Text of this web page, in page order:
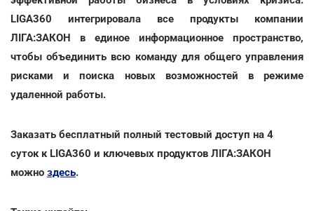
LIGA360 интегрировала все продукты компании
ЛІГА:ЗАКОН в единое информационное пространство,
чтобы объединить всю команду для общего управления
рисками и поиска новых возможностей в режиме
удаленной работы.
Заказать бесплатный полный тестовый доступ на 4
суток к LIGA360 и ключевых продуктов ЛІГА:ЗАКОН
можно здесь.